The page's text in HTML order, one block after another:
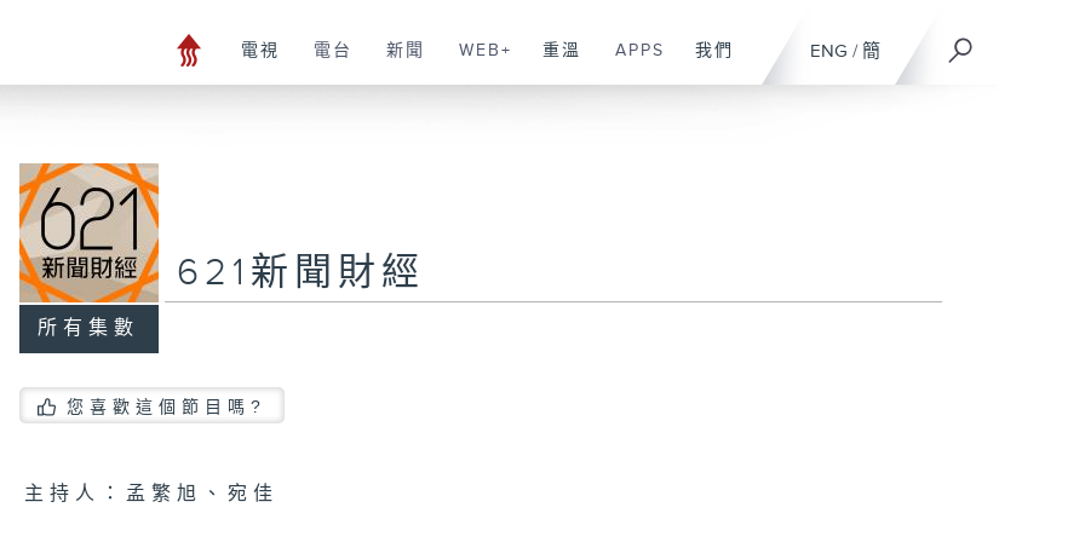
ENG / 簡
電視 電台 新聞 WEB+ 重溫 APPS 我們
所有集數
621新聞財經
您喜歡這個節目嗎?
主持人：孟繁旭、宛佳